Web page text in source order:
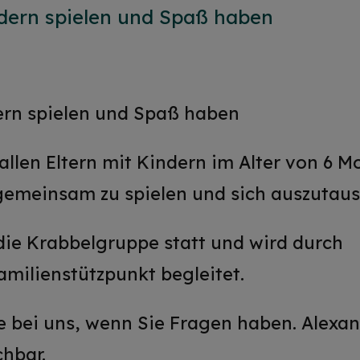
spielen und Spaß haben
spielen und Spaß haben
Eltern mit Kindern im Alter von 6
zu spielen und sich
Krabbelgruppe statt und wird durch
begleitet.
uns, wenn Sie Fragen haben.